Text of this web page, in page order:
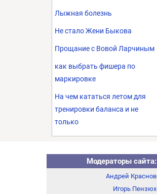
Лыжная болезнь
Не стало Жени Быкова
Прощание с Вовой Ларчиным
как выбрать фишера по
маркировке
На чем кататься летом для
тренировки баланса и не
только
Модераторы сайта:
Андрей Краснов
Игорь Пензюх